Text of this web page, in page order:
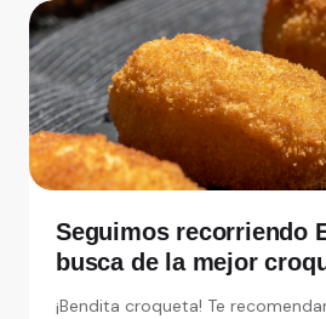
Seguimos recorriendo
busca de la mejor
¡Bendita croqueta! Te